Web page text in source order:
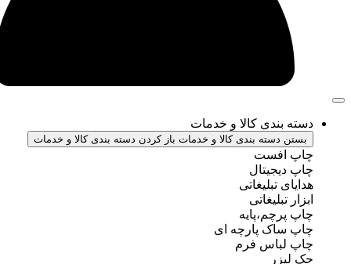
کالا و خدمات
بندی کالا و خدمات باز کردن دسته بندی کالا و خدمات
پارچه ای
فرم